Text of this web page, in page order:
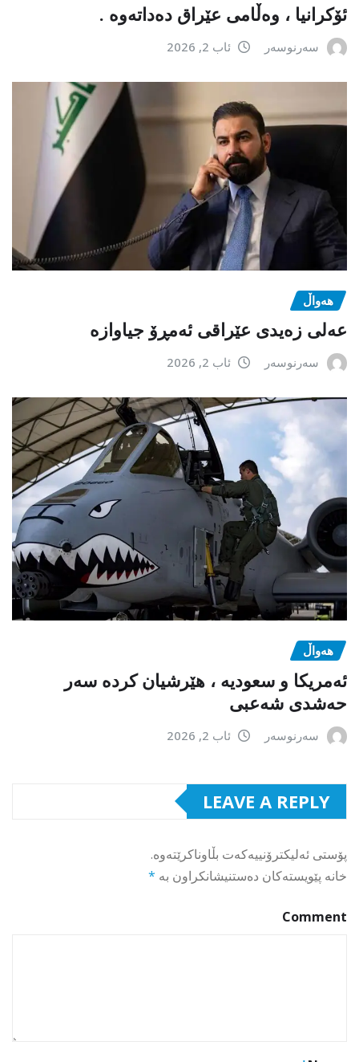
ئۆکرانیا ، وەڵامی عێراق دەداتەوە .
سەرنوسەر ئاب 2, 2026
هەواڵ
عەلی زەیدی عێراقی ئەمڕۆ جیاوازە
سەرنوسەر ئاب 2, 2026
هەواڵ
ئەمریکا و سعودیە ، هێرشیان کردە سەر
حەشدی شەعبی
سەرنوسەر ئاب 2, 2026
LEAVE A REPLY
پۆستی ئەلیکترۆنییەکەت بڵاوناکرێتەوە.
خانە پێویستەکان دەستنیشانکراون بە *
Comment